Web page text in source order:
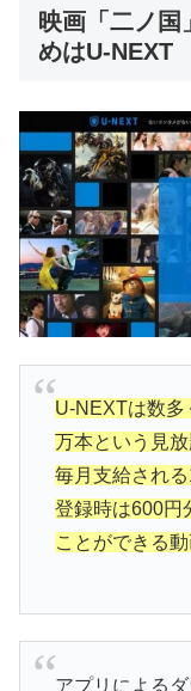
映画「二ノ
めはU-NEXT
U-NEXTは数多
万本という見
毎月支給され
登録時は600円
ことができる
アプリによる